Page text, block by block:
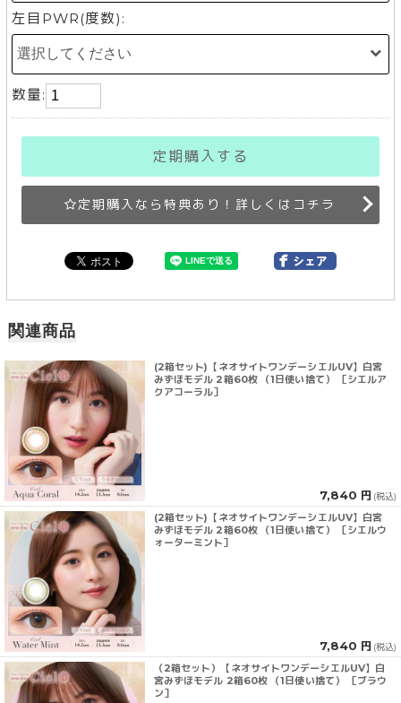
左目PWR(度数):
数量:
定期購入する
定期購入なら特典あり！詳しくはコチラ
関連商品
(2箱セット)【ネオサイトワンデーシエルUV】白宮
みずほモデル 2箱60枚 （1日使い捨て） ［シエルア
クアコーラル］
7,840 円 (税込)
(2箱セット)【ネオサイトワンデーシエルUV】白宮
みずほモデル 2箱60枚 （1日使い捨て） ［シエルウ
ォーターミント］
7,840 円 (税込)
（2箱セット）【ネオサイトワンデーシエルUV】白
宮みずほモデル 2箱60枚 （1日使い捨て） ［ブラウ
ン］